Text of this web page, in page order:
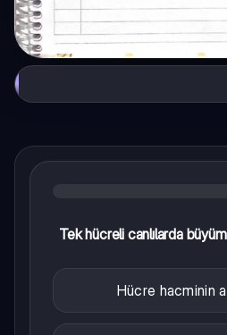
Tek hücreli canlılarda
Hücre hacminin